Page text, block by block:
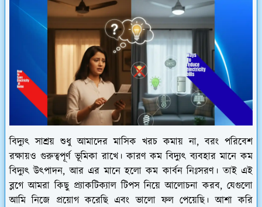
বিদ্যুৎ সাশ্রয় শুধু আমাদের মাসিক খরচ কমায় না, বরং পরিবেশ
রক্ষায়ও গুরুত্বপূর্ণ ভূমিকা রাখে। কারণ কম বিদ্যুৎ ব্যবহার মানে কম
বিদ্যুৎ উৎপাদন, আর এর মানে হলো কম কার্বন নিঃসরণ। তাই এই
ব্লগে আমরা কিছু প্র্যাকটিক্যাল টিপস নিয়ে আলোচনা করব, যেগুলো
আমি নিজে প্রয়োগ করেছি এবং ভালো ফল পেয়েছি। আশা করি